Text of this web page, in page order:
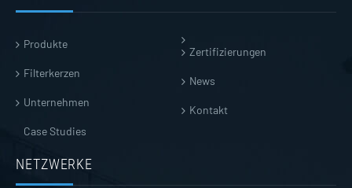
Produkte
Filterkerzen
Unternehmen
Case Studies
Zertifizierungen
News
Kontakt
NETZWERKE